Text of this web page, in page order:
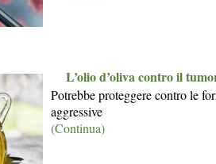
L’olio d’oliva contro il
Potrebbe proteggere contro le
aggressive
(Continua)